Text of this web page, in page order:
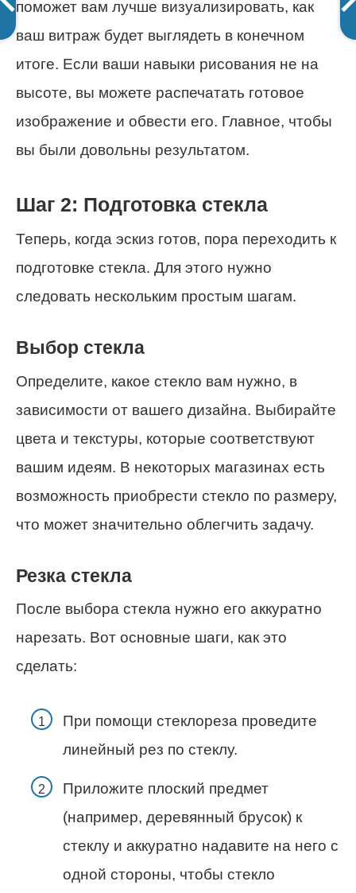
поможет вам лучше визуализировать, как
ваш витраж будет выглядеть в конечном
итоге. Если ваши навыки рисования не на
высоте, вы можете распечатать готовое
изображение и обвести его. Главное, чтобы
вы были довольны результатом.
Шаг 2: Подготовка стекла
Теперь, когда эскиз готов, пора переходить к
подготовке стекла. Для этого нужно
следовать нескольким простым шагам.
Выбор стекла
Определите, какое стекло вам нужно, в
зависимости от вашего дизайна. Выбирайте
цвета и текстуры, которые соответствуют
вашим идеям. В некоторых магазинах есть
возможность приобрести стекло по размеру,
что может значительно облегчить задачу.
Резка стекла
После выбора стекла нужно его аккуратно
нарезать. Вот основные шаги, как это
сделать:
При помощи стеклореза проведите
линейный рез по стеклу.
Приложите плоский предмет
(например, деревянный брусок) к
стеклу и аккуратно надавите на него с
одной стороны, чтобы стекло